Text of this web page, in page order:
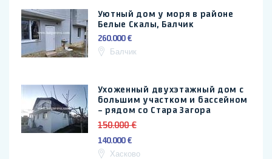
Уютный дом у моря в районе
Белые Скалы, Балчик
260.000 €
Балчик
Ухоженный двухэтажный дом с
большим участком и бассейном
– рядом со Стара Загора
150.000 €
140.000 €
Хасково